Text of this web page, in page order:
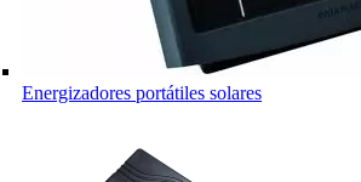
Energizadores portátiles solares